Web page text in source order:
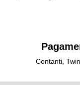
Contanti,